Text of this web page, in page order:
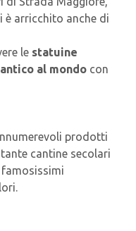
è arricchito anche di
le statuine
al mondo con
prodotti
cantine secolari